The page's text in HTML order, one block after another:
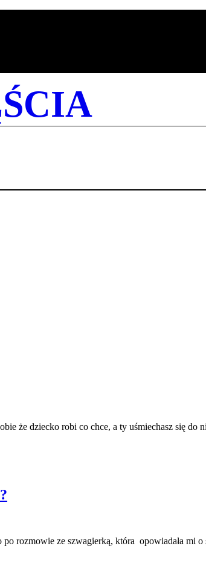
że dziecko robi co chce, a ty uśmiechasz się do
po rozmowie ze szwagierką, która opowiadała